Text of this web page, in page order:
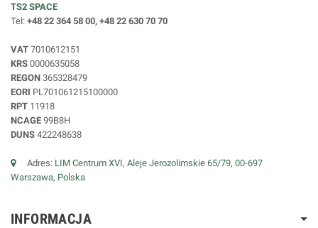
TS2 SPACE
Tel: +48 22 364 58 00, +48 22 630 70 70
VAT 7010612151
KRS 0000635058
REGON 365328479
EORI PL701061215100000
RPT 11918
NCAGE 99B8H
DUNS 422248638
Adres: LIM Centrum XVI, Aleje Jerozolimskie 65/79, 00-697
Warszawa, Polska
INFORMACJA